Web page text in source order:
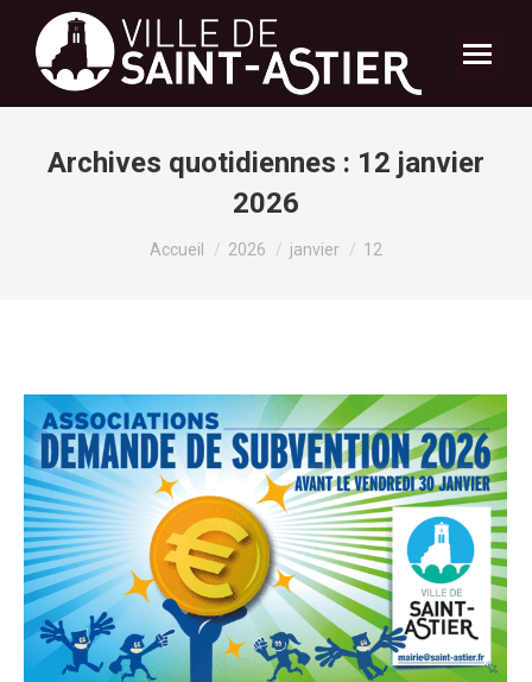
Archives quotidiennes : 12 janvier
2026
Vous êtes ici :
Accueil 2026 janvier 12